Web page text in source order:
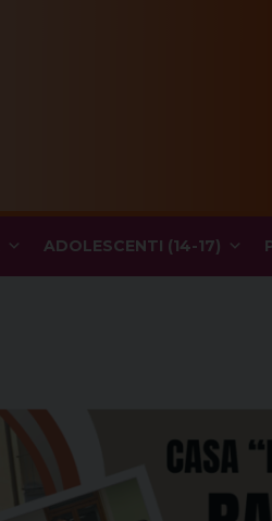
ADOLESCENTI (14-17)